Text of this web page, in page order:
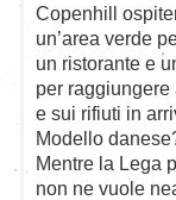
Copenhill
un’area verde
un ristorante e
per
e sui rifiuti in
Modello
Mentre la Lega
non ne vuole